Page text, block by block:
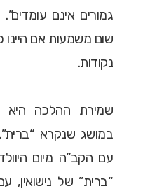
גמורים אינם
שום משמעות אם היינו
נקודות.
שמירת ההלכה היא
במושג שנקרא
עם הקב”ה מיום
“ברית” של נישואין,